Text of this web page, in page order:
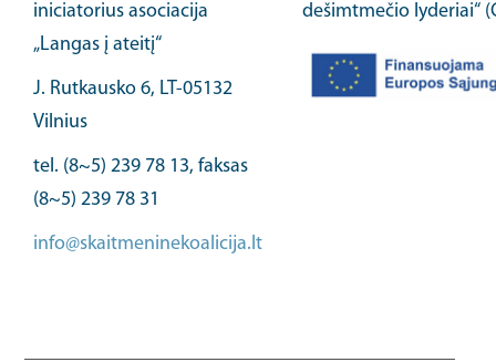
iniciatorius asociacija
„Langas į ateitį“
J. Rutkausko 6, LT-05132
Vilnius
tel. (8~5) 239 78 13, faksas
(8~5) 239 78 31
info@skaitmeninekoalicija.lt
dešimtmečio lyderiai“